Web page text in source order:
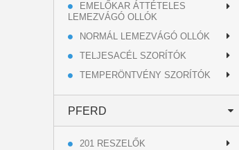
EMELŐKAR ÁTTÉTELES
LEMEZVÁGÓ OLLÓK
NORMÁL LEMEZVÁGÓ OLLÓK
TELJESACÉL SZORÍTÓK
TEMPERÖNTVÉNY SZORÍTÓK
PFERD
201 RESZELŐK